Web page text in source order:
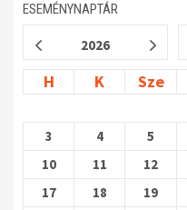
ESEMÉNYNAPTÁR
2026
H K Sze
3
4 5
10
11 12
17
18 19